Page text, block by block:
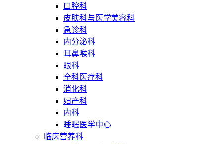
口腔科
皮肤科与医学美容科
急诊科
内分泌科
耳鼻喉科
眼科
全科医疗科
消化科
妇产科
内科
睡眠医学中心
临床营养科